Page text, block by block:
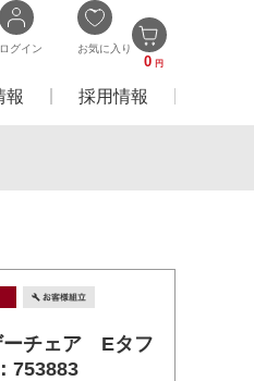
ログイン お気に入り
0 円
報 採用情報
ーチェア Eタフ
753883